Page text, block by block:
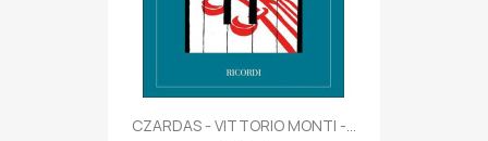
CZARDAS - VITTORIO MONTI -...